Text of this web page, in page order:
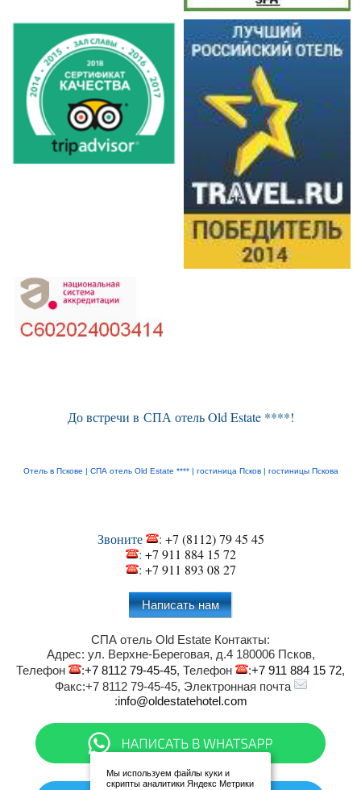
До встречи в СПА отель Old Estate ****!
Отель в Пскове | СПА отель Old Estate **** | гостиница Псков | гостиницы Пскова
Звоните : +7 (8112) 79 45 45
: +7 911 884 15 72
: +7 911 893 08 27
Написать нам
СПА отель Old Estate Контакты:
Адрес: ул. Верхне-Береговая, д.4 180006 Псков,
Телефон
:+7 8112 79-45-45, Телефон :+7 911 884 15 72,
Факс:+7 8112 79-45-45, Электронная почта
:info@oldestatehotel.com
Мы используем файлы куки и
скрипты аналитики Яндекс Метрики